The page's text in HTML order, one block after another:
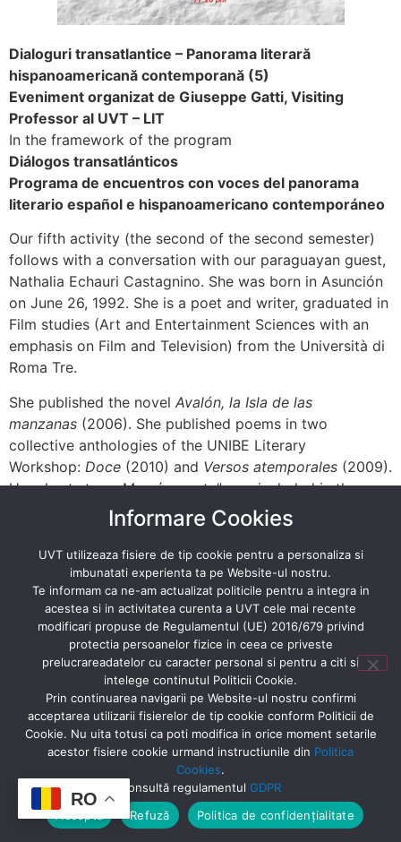
Dialoguri transatlantice – Panorama literară
hispanoamericană contemporană (5)
Eveniment organizat de Giuseppe Gatti, Visiting
Professor al UVT – LIT
In the framework of the program
Diálogos transatlánticos
Programa de encuentros con voces del panorama
literario español e hispanoamericano contemporáneo
Our fifth activity (the second of the second semester)
follows with a conversation with our paraguayan guest,
Nathalia Echauri Castagnino. She was born in Asunción
on June 26, 1992. She is a poet and writer, graduated in
Film studies (Art and Entertainment Sciences with an
emphasis on Film and Television) from the Università di
Roma Tre.
She published the novel Avalón, la Isla de las
manzanas (2006). She published poems in two
collective anthologies of the UNIBE Literary
Workshop: Doce (2010) and Versos atemporales (2009).
Her short story „Mamá muerta” was included in the
anthology of finalists for the Itaú Digital Short Story
Prize in 2013. In March 2016, she was awarded the
„PEN/Edward-Lily Tuck for paraguayan literature” prize
awarded by PEN America, for her collection of
poemsDoce lunas llenas: poesías sobre la divina
energía femenina(Twelve Full Moons: Poetry on Divine
Feminine Energy).
RO
Informare Cookies
UVT utilizeaza fisiere de tip cookie pentru a personaliza si
imbunatati experienta ta pe Website-ul nostru.
Te informam ca ne-am actualizat politicile pentru a integra in
acestea si in activitatea curenta a UVT cele mai recente
modificari propuse de Regulamentul (UE) 2016/679 privind
protectia persoanelor fizice in ceea ce priveste
prelucrareadatelor cu caracter personal si pentru a citi si
intelege continutul Politicii Cookie.
Prin continuarea navigarii pe Website-ul nostru confirmi
acceptarea utilizarii fisierelor de tip cookie conform Politicii de
Cookie. Nu uita totusi ca poti modifica in orice moment setarile
acestor fisiere cookie urmand instructiunile din Politica
Cookies.
Consultă regulamentul GDPR
Acceptă
Refuză Politica de confidențialitate